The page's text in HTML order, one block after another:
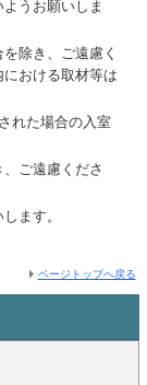
うお願いしま
除き、ご遠慮く
おける取材等は
れた場合の入室
ご遠慮くださ
ます。
ページトップへ戻る